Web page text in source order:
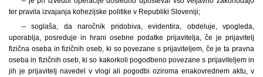
ter pravila izvajanja kohezijske politike v Republiki Sloveniji;
– soglaša, da naročnik pridobiva, evidentira, obdeluje, vpogleda,
uporablja, posreduje in hrani osebne podatke prijavitelja, če je prijavitelj
fizična oseba in fizičnih oseb, ki so povezane s prijaviteljem, če je ta pravna
oseba in fizičnih oseb, ki so kakorkoli pogodbeno povezane s prijaviteljem in
jih je prijavitelj navedel v vlogi ali pogodbi oziroma enakovrednem aktu, v